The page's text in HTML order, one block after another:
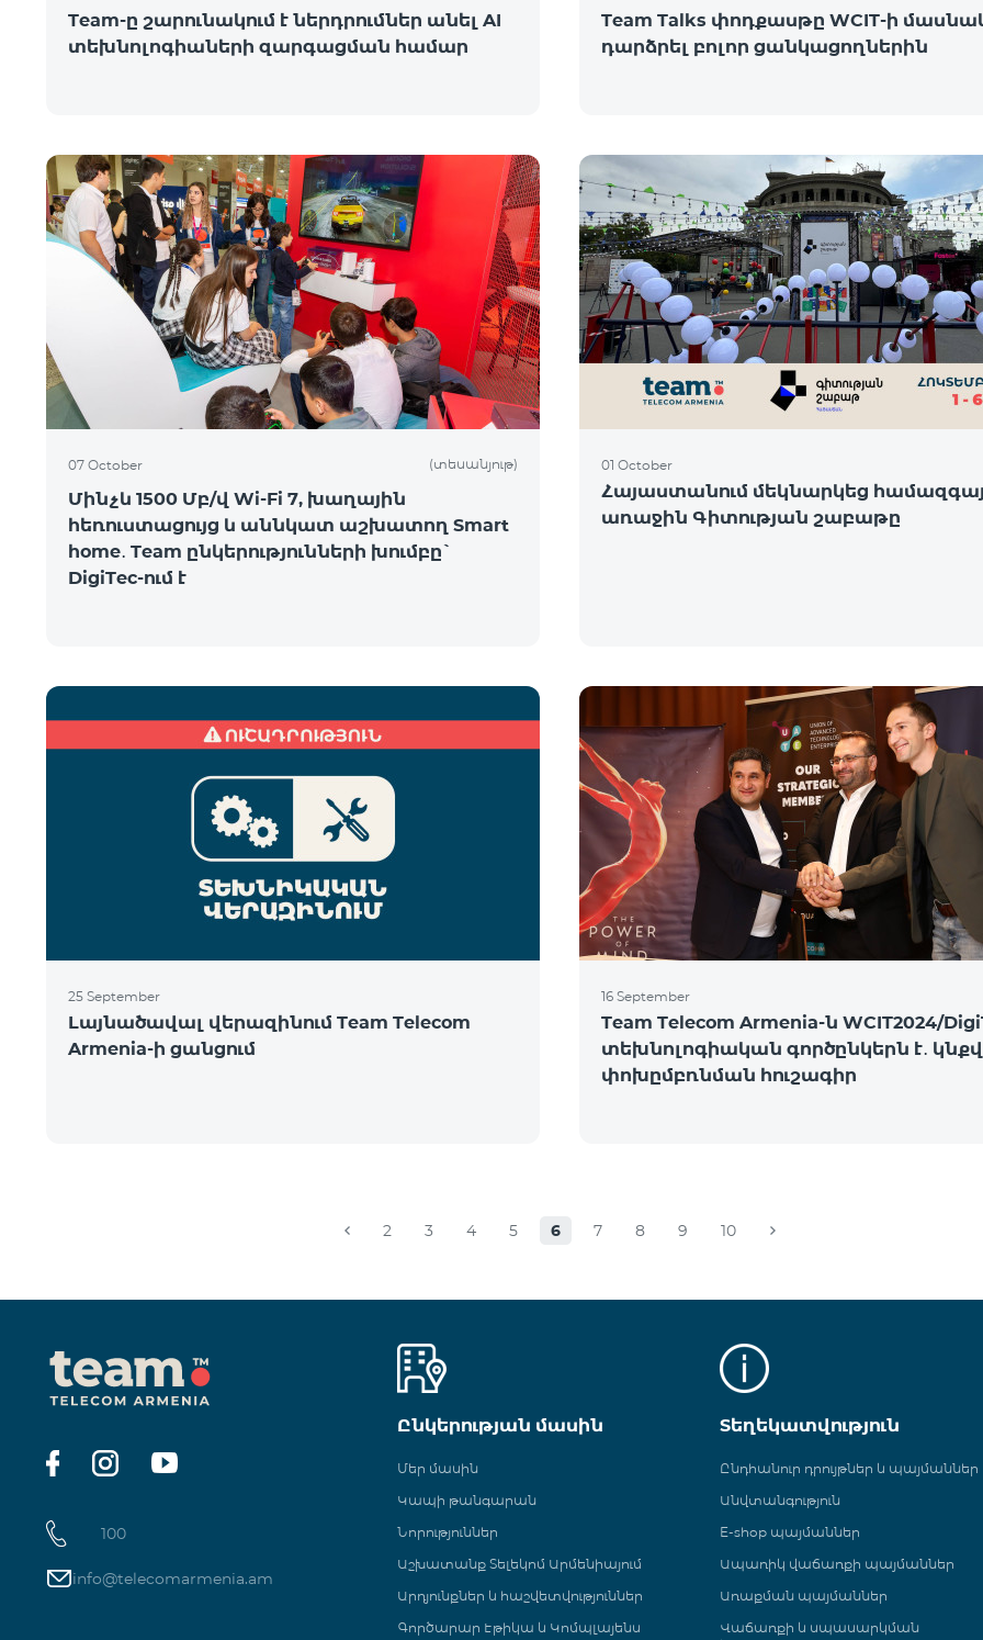
Team-ը շարունակում է ներդրումներ անել AI
տեխնոլոգիաների զարգացման համար
Team Talks փոդքասթը WCIT-ի
դարձրել բոլոր ցանկացողներին
07 October (տեսանյութ)
Մինչև 1500 Մբ/վ Wi-Fi 7, խաղային
հեռուստացույց և աննկատ աշխատող Smart
home․ Team ընկերությունների խումբը`
DigiTec-ում է
01 October
Հայաստանում մեկնարկեց
առաջին Գիտության շաբաթը
25 September
Լայնածավալ վերազինում Team Telecom
Armenia-ի ցանցում
16 September
Team Telecom Armenia-ն WCIT2024/
տեխնոլոգիական գործընկերն է․
փոխըմբռնման հուշագիր
2 3 4 5 6 7 8 9 10
100
info@telecomarmenia.am
Ընկերության մասին
Մեր մասին
Կապի թանգարան
Նորություններ
Աշխատանք Տելեկոմ Արմենիայում
Արդյունքներ և հաշվետվություններ
Գործարար Էթիկա և Կոմպլայենս
Տեղեկատվություն
Ընդհանուր դրույթներ և պայմաններ
Անվտանգություն
E-shop պայմաններ
Ապառիկ վաճառքի պայմաններ
Առաքման պայմաններ
Վաճառքի և սպասարկման